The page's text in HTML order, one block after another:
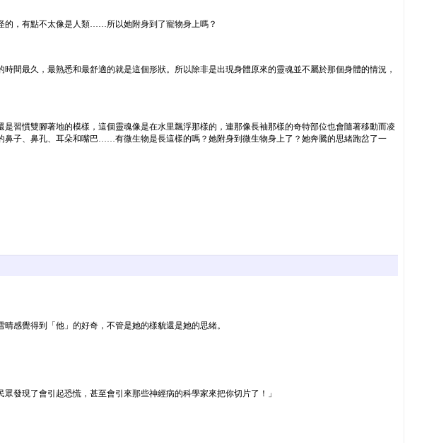
的，有點不太像是人類……所以她附身到了寵物身上嗎？
間最久，最熟悉和最舒適的就是這個形狀。所以除非是出現身體原來的靈魂並不屬於那個身體的情況，
習慣雙腳著地的模樣，這個靈魂像是在水里飄浮那樣的，連那像長袖那樣的奇特部位也會隨著移動而凌
子、鼻孔、耳朵和嘴巴……有微生物是長這樣的嗎？她附身到微生物身上了？她奔騰的思緒跑岔了一
感覺得到「他」的好奇，不管是她的樣貌還是她的思緒。
發現了會引起恐慌，甚至會引來那些神經病的科學家來把你切片了！」